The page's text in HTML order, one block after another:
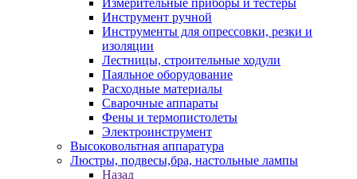
Измерительные приборы и тестеры
Инструмент ручной
Инструменты для опрессовки, резки и
изоляции
Лестницы, строительные ходули
Паяльное оборудование
Расходные материалы
Сварочные аппараты
Фены и термопистолеты
Электроинструмент
Высоковольтная аппаратура
Люстры, подвесы,бра, настольные лампы
Назад